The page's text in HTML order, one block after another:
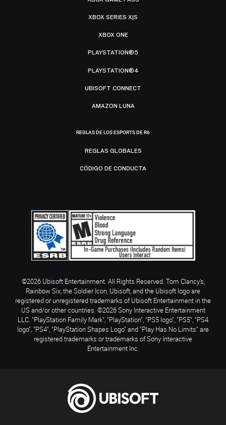
XBOX SERIES X|S
XBOX ONE
PLAYSTATION®5
PLAYSTATION®4
UBISOFT CONNECT
AMAZON LUNA
REGLAS DE LOS ESPORTS DE R6
REGLAS GLOBALES
CÓDIGO DE CONDUCTA
©2026 Ubisoft Entertainment. All Rights Reserved. Tom Clancy’s,
Rainbow Six, the Soldier Icon, Ubisoft, and the Ubisoft logo are
registered or unregistered trademarks of Ubisoft Entertainment in the
US and/or other countries. ©2026 Sony Interactive Entertainment
LLC. "PlayStation Family Mark", "PlayStation", "PS5 logo", "PS5", "PS4
logo", "PS4", "PlayStation Shapes Logo" and "Play Has No Limits" are
registered trademarks or trademarks of Sony Interactive
Entertainment Inc.